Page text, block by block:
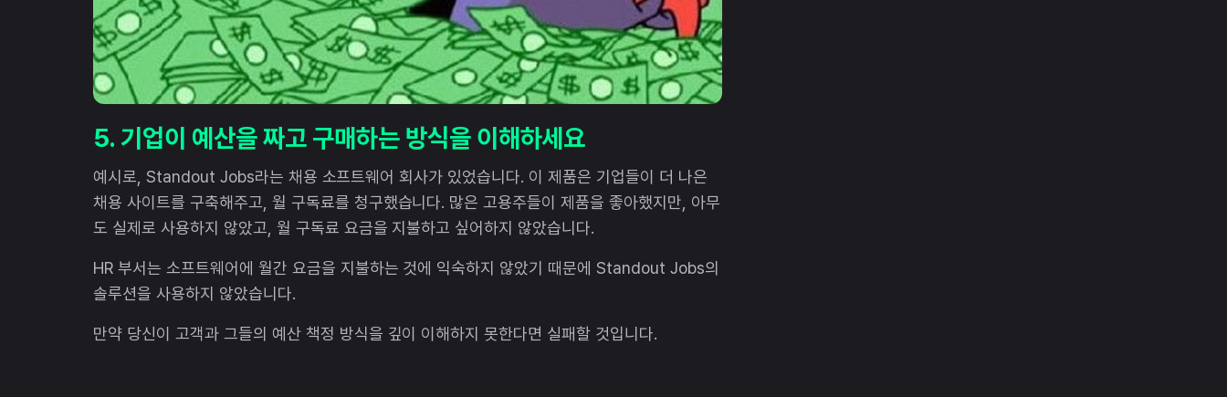
5. 기업이 예산을 짜고 구매하는 방식을 이해하세요
예시로, Standout Jobs라는 채용 소프트웨어 회사가 있었습니다. 이 제품은 기업들이 더 나은
채용 사이트를 구축해주고, 월 구독료를 청구했습니다. 많은 고용주들이 제품을 좋아했지만, 아무
도 실제로 사용하지 않았고, 월 구독료 요금을 지불하고 싶어하지 않았습니다.
HR 부서는 소프트웨어에 월간 요금을 지불하는 것에 익숙하지 않았기 때문에 Standout Jobs의
솔루션을 사용하지 않았습니다.
만약 당신이 고객과 그들의 예산 책정 방식을 깊이 이해하지 못한다면 실패할 것입니다.